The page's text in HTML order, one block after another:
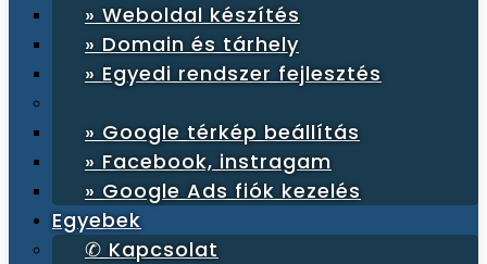
» Weboldal készítés
» Domain és tárhely
» Egyedi rendszer fejlesztés
» Google térkép beállítás
» Facebook, instragam
» Google Ads fiók kezelés
Egyebek
✆ Kapcsolat